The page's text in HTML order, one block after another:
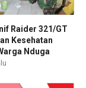
Raider 321/GT
Kesehatan
Nduga